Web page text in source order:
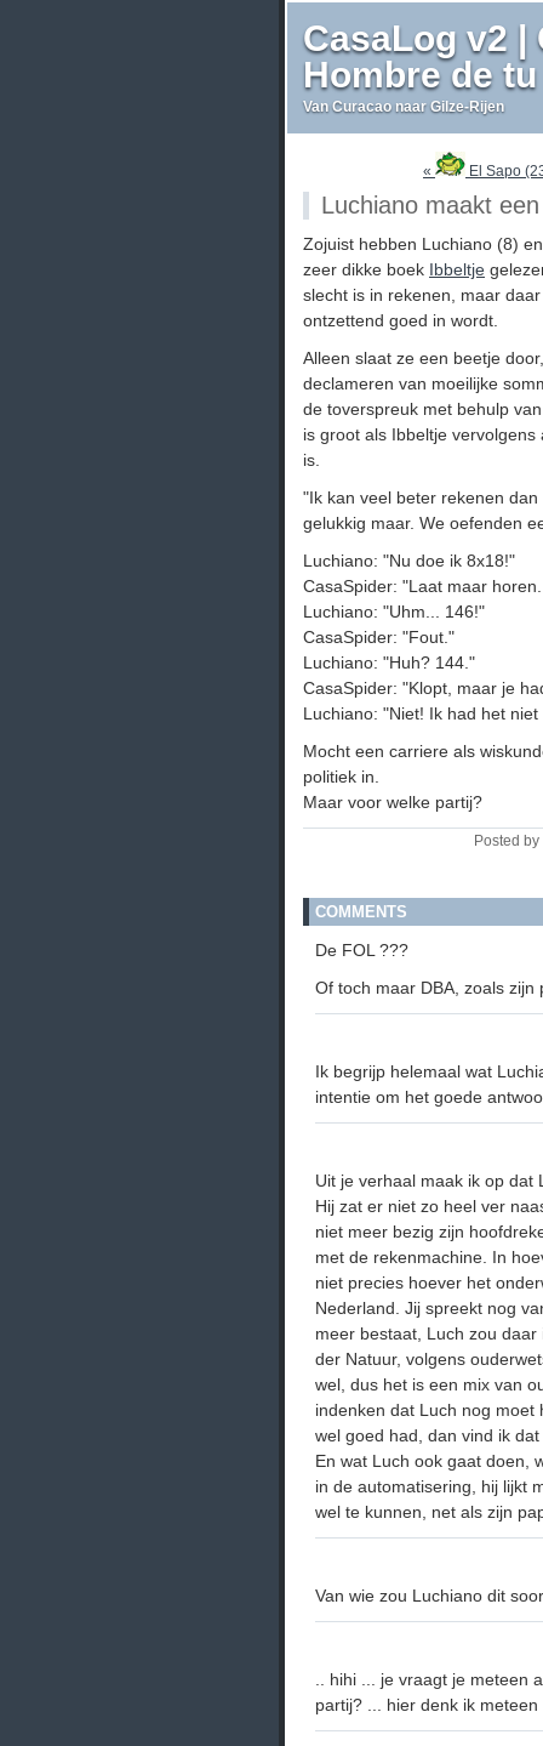
CasaLog v2 |
Hombre de tu
Van Curacao naar Gilze-Rijen
« El Sapo
Luchiano maakt
Zojuist hebben Luchiano (8)
zeer dikke boek Ibbeltje
slecht is in rekenen, maar
ontzettend goed in wordt.
Alleen slaat ze een beetje
declameren van moeilijke
de toverspreuk met behulp
is groot als Ibbeltje
is.
"Ik kan veel beter rekenen
gelukkig maar. We oefenden
Luchiano: "Nu doe ik 8x18!"
CasaSpider: "Laat maar
Luchiano: "Uhm... 146!"
CasaSpider: "Fout."
Luchiano: "Huh? 144."
CasaSpider: "Klopt, maar je
Luchiano: "Niet! Ik had het
Mocht een carriere als
politiek in.
Maar voor welke partij?
Posted
COMMENTS
De FOL ???
Of toch maar DBA, zoals
Ik begrijp helemaal wat
intentie om het goede
Uit je verhaal maak ik op dat
Hij zat er niet zo heel ver
niet meer bezig zijn
met de rekenmachine. In
niet precies hoever het
Nederland. Jij spreekt nog
meer bestaat, Luch zou
der Natuur, volgens
wel, dus het is een mix van
indenken dat Luch nog moet
wel goed had, dan vind ik
En wat Luch ook gaat doen,
in de automatisering, hij lijkt
wel te kunnen, net als zijn
Van wie zou Luchiano dit
.. hihi ... je vraagt je meteen
partij? ... hier denk ik